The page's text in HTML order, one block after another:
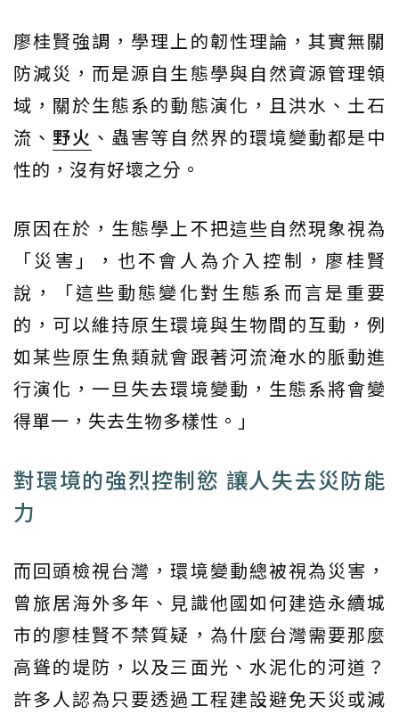
廖桂賢強調，學理上的韌性理論，其實無關
防減災，而是源自生態學與自然資源管理領
域，關於生態系的動態演化，且洪水、土石
流、野火 、蟲害等自然界的環境變動都是中
性的，沒有好壞之分。
原因在於，生態學上不把這些自然現象視為
「災害」，也不會人為介入控制，廖桂賢
說，「這些動態變化對生態系而言是重要
的，可以維持原生環境與生物間的互動，例
如某些原生魚類就會跟著河流淹水的脈動進
行演化，一旦失去環境變動，生態系將會變
得單一，失去生物多樣性。」
對環境的強烈控制慾 讓人失去災防能
力
而回頭檢視台灣，環境變動總被視為災害，
曾旅居海外多年、見識他國如何建造永續城
市的廖桂賢不禁質疑，為什麼台灣需要那麼
高聳的堤防，以及三面光、水泥化的河道？
許多人認為只要透過工程建設避免天災或減